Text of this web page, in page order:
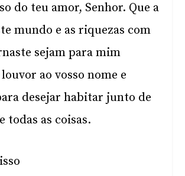
do teu amor, Senhor. Que a
mundo e as riquezas com
sejam para mim
ao vosso nome e
desejar habitar junto de
todas as coisas.